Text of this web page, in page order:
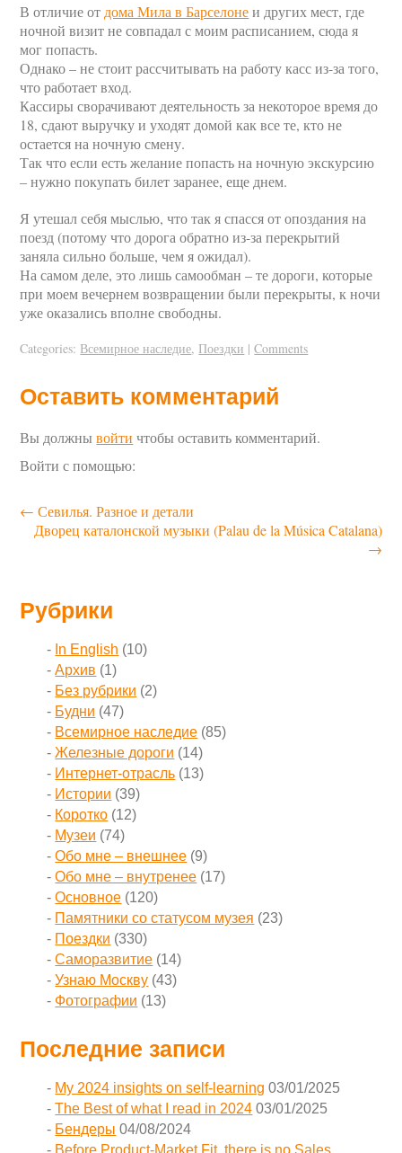
В отличие от дома Мила в Барселонеи других мест, где
ночной визит не совпадал с моим расписанием, сюда я
мог попасть.
Однако – не стоит рассчитывать на работу касс из-за того,
что работает вход.
Кассиры сворачивают деятельность за некоторое время до
18, сдают выручку и уходят домой как все те, кто не
остается на ночную смену.
Так что если есть желание попасть на ночную экскурсию
– нужно покупать билет заранее, еще днем.
Я утешал себя мыслью, что так я спасся от опоздания на
поезд (потому что дорога обратно из-за перекрытий
заняла сильно больше, чем я ожидал).
На самом деле, это лишь самообман – те дороги, которые
при моем вечернем возвращении были перекрыты, к ночи
уже оказались вполне свободны.
Categories: Всемирное наследие, Поездки | Comments
Оставить комментарий
Вы должнывойти чтобы оставить комментарий.
Войти с помощью:
← Севилья. Разное и детали
Дворец каталонской музыки (Palau de la Música Catalana)
→
Рубрики
In English (10)
Архив (1)
Без рубрики (2)
Будни (47)
Всемирное наследие (85)
Железные дороги (14)
Интернет-отрасль (13)
Истории (39)
Коротко (12)
Музеи (74)
Обо мне – внешнее (9)
Обо мне – внутренее (17)
Основное (120)
Памятники со статусом музея (23)
Поездки (330)
Саморазвитие (14)
Узнаю Москву (43)
Фотографии (13)
Последние записи
My 2024 insights on self-learning 03/01/2025
The Best of what I read in 2024 03/01/2025
Бендеры 04/08/2024